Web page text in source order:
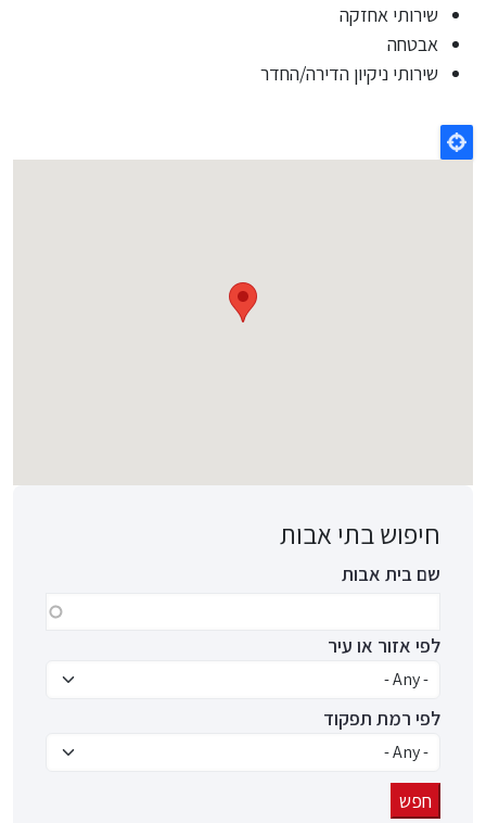
שירותי אחזקה
אבטחה
שירותי ניקיון הדירה/החדר
חיפוש בתי אבות
שם בית אבות
לפי אזור או עיר
לפי רמת תפקוד